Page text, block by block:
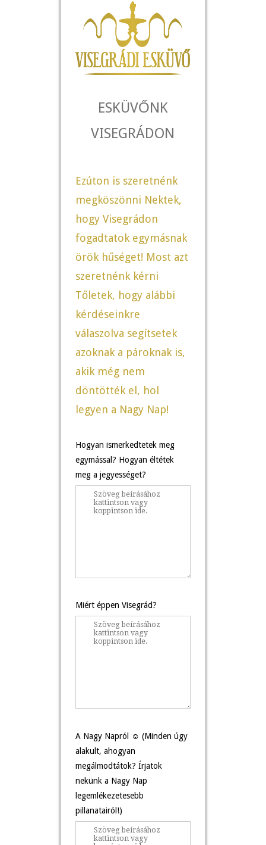
ESKÜVŐNK
VISEGRÁDON
Ezúton is szeretnénk
megköszönni Nektek,
hogy Visegrádon
fogadtatok egymásnak
örök hűséget! Most azt
szeretnénk kérni
Tőletek, hogy alábbi
kérdéseinkre
válaszolva segítsetek
azoknak a pároknak is,
akik még nem
döntötték el, hol
legyen a Nagy Nap!
Hogyan ismerkedtetek meg
egymással? Hogyan éltétek
meg a jegyességet?
Miért éppen Visegrád?
A Nagy Napról ☺ (Minden úgy
alakult, ahogyan
megálmodtátok? Írjatok
nekünk a Nagy Nap
legemlékezetesebb
pillanatairól!)